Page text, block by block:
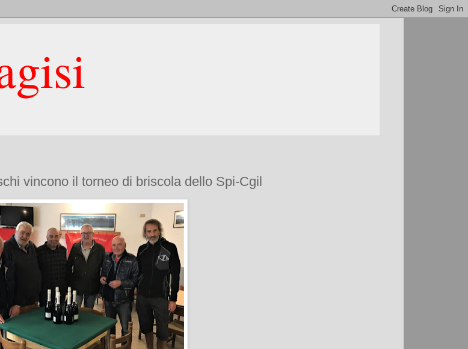
vincono il torneo di briscola dello Spi-Cgil